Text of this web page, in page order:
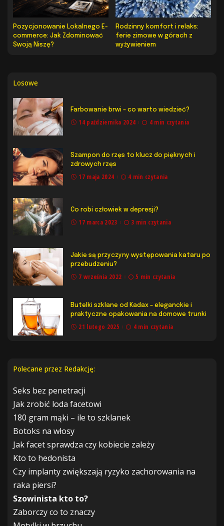
Pozycjonowanie Lokalnego E-
commerce: Jak Zdominować
Swoją Niszę?
Rodzinny komfort i relaks:
ferie zimowe w górach z
wyżywieniem
Losowe
Farbowanie brwi – co warto wiedzieć?
14 października 2024 4 min czytania
Szampon do rzęs to klucz do pięknych i
zdrowych rzęs
17 maja 2024 4 min czytania
Co robi człowiek w depresji?
17 marca 2023 3 min czytania
Jakie są przyczyny występowania kataru po
przebudzeniu?
7 września 2022 5 min czytania
Butelki szklane od Kadax – eleganckie i
praktyczne opakowania na domowe trunki
21 lutego 2025 4 min czytania
Polecane przez Redakcję:
Seks bez penetracji
Jak zrobić loda facetowi
180 gram mąki – ile to szklanek
Botoks na włosy
Jak facet sprawdza czy kobiecie zależy
Kto to hedonista
Czy implanty zwiększają ryzyko zachorowania na
raka piersi?
Szowinista kto to?
Zaborczy co to znaczy